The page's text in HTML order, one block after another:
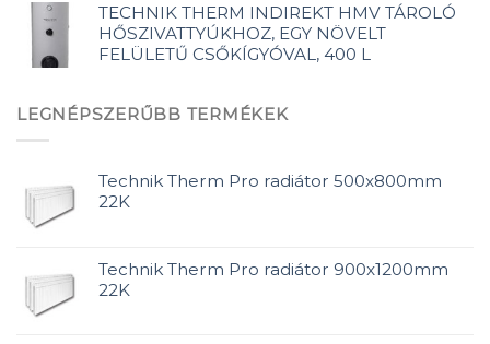
TECHNIK THERM INDIREKT HMV TÁROLÓ
HŐSZIVATTYÚKHOZ, EGY NÖVELT
FELÜLETŰ CSŐKÍGYÓVAL, 400 L
LEGNÉPSZERŰBB TERMÉKEK
Technik Therm Pro radiátor 500x800mm
22K
Technik Therm Pro radiátor 900x1200mm
22K